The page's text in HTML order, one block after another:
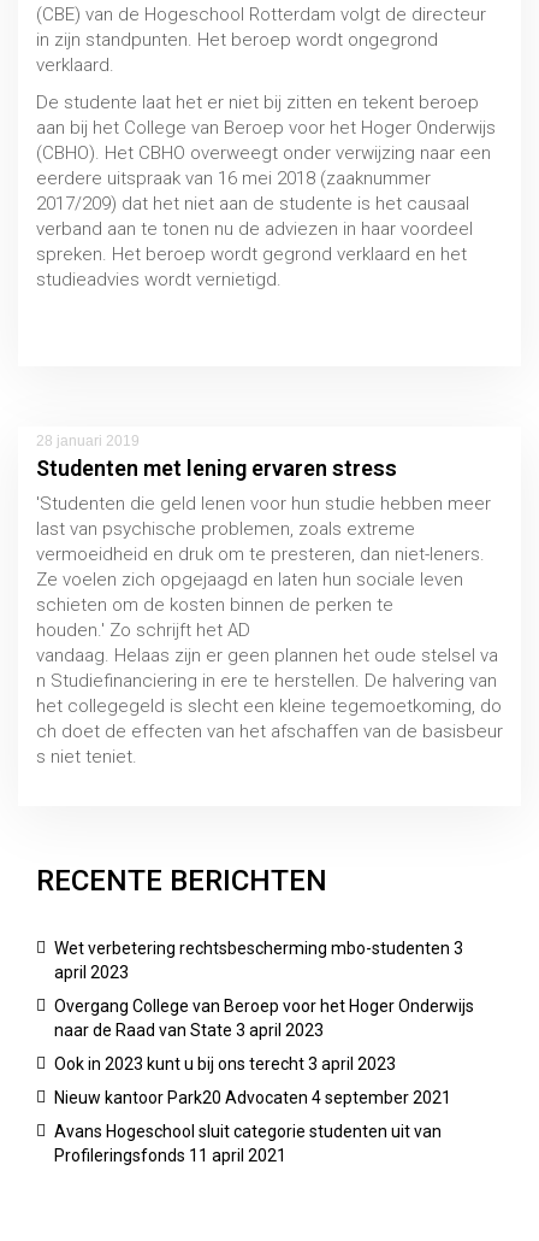
MBO / HBO / WO
Iudicium Abeundi
HBO / WO
(CBE) van de Hogeschool Rotterdam volgt de directeur
in zijn standpunten. Het beroep wordt ongegrond
verklaard.
De studente laat het er niet bij zitten en tekent beroep
aan bij het College van Beroep voor het Hoger Onderwijs
(CBHO). Het CBHO overweegt onder verwijzing naar een
eerdere uitspraak van 16 mei 2018 (zaaknummer
2017/209) dat het niet aan de studente is het causaal
verband aan te tonen nu de adviezen in haar voordeel
spreken. Het beroep wordt gegrond verklaard en het
studieadvies wordt vernietigd.
28 januari 2019
Studenten met lening ervaren stress
'Studenten die geld lenen voor hun studie hebben meer
last van psychische problemen, zoals extreme
vermoeidheid en druk om te presteren, dan niet-leners.
Ze voelen zich opgejaagd en laten hun sociale leven
schieten om de kosten binnen de perken te
houden.' Zo schrijft het AD
vandaag. Helaas zijn er geen plannen het oude stelsel va
n Studiefinanciering in ere te herstellen. De halvering van
het collegegeld is slecht een kleine tegemoetkoming, do
ch doet de effecten van het afschaffen van de basisbeur
s niet teniet.
RECENTE BERICHTEN
Wet verbetering rechtsbescherming mbo-studenten 3
april 2023
Overgang College van Beroep voor het Hoger Onderwijs
naar de Raad van State 3 april 2023
Ook in 2023 kunt u bij ons terecht3 april 2023
Nieuw kantoor Park20 Advocaten 4 september 2021
Avans Hogeschool sluit categorie studenten uit van
Profileringsfonds 11 april 2021